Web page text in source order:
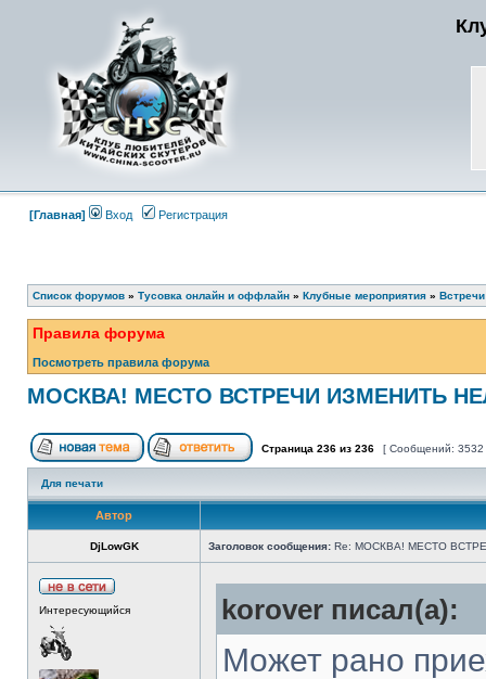
[Главная] Вход Регистрация
Список форумов » Тусовка онлайн и оффлайн » Клубные мероприятия »
Правила форума
Посмотреть правила форума
МОСКВА! МЕСТО ВСТРЕЧИ ИЗМЕНИТЬ
Страница 236 из 236 [ Сообщений:
Для печати
Автор
DjLowGK Заголовок сообщения: Re: МОСКВА! МЕСТО
Интересующийся korover писал(а):
Может рано